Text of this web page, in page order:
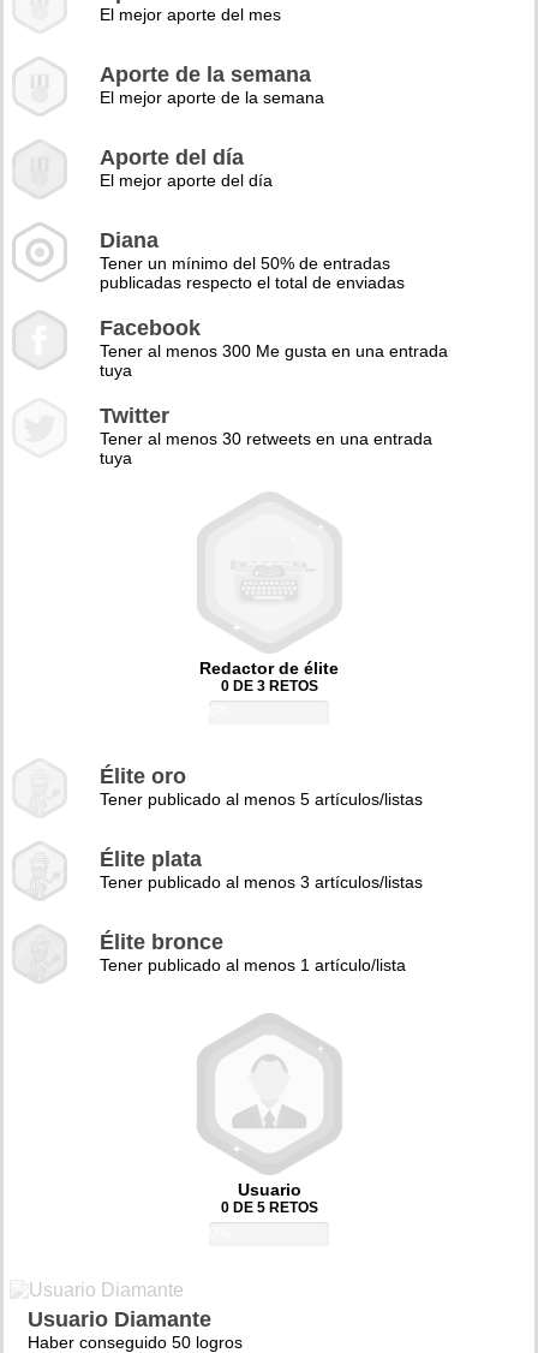
El mejor aporte del mes
Aporte de la semana
El mejor aporte de la semana
Aporte del día
El mejor aporte del día
Diana
Tener un mínimo del 50% de entradas
publicadas respecto el total de enviadas
Facebook
Tener al menos 300 Me gusta en una entrada
tuya
Twitter
Tener al menos 30 retweets en una entrada
tuya
Redactor de élite
0 DE 3 RETOS
Élite oro
Tener publicado al menos 5 artículos/listas
Élite plata
Tener publicado al menos 3 artículos/listas
Élite bronce
Tener publicado al menos 1 artículo/lista
Usuario
0 DE 5 RETOS
Usuario Diamante
Haber conseguido 50 logros